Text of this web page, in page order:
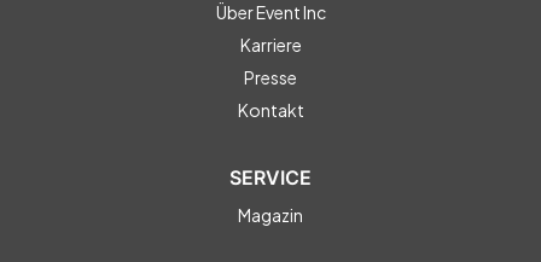
Über Event Inc
Karriere
Presse
Kontakt
SERVICE
Magazin